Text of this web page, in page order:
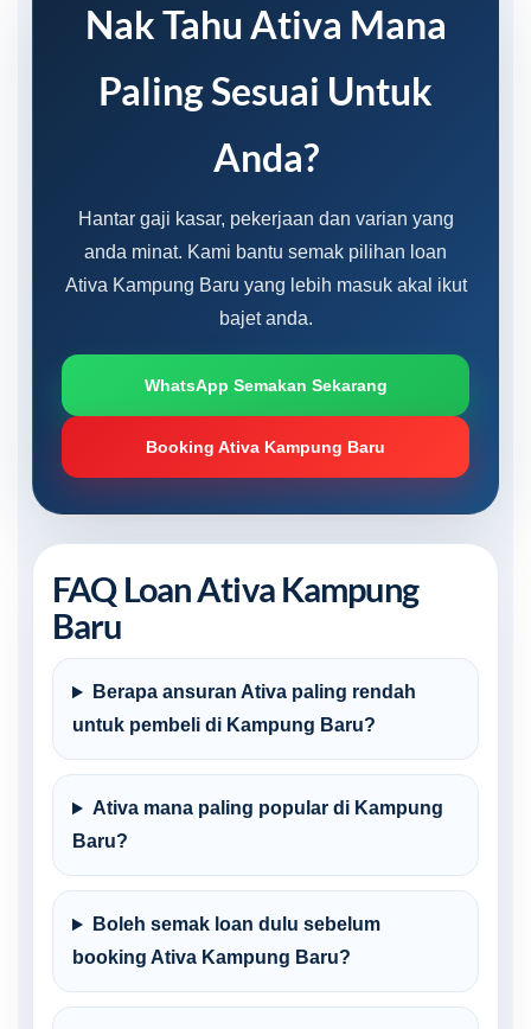
Nak Tahu Ativa Mana
Paling Sesuai Untuk
Anda?
Hantar gaji kasar, pekerjaan dan varian yang
anda minat. Kami bantu semak pilihan loan
Ativa Kampung Baru yang lebih masuk akal ikut
bajet anda.
WhatsApp Semakan Sekarang
Booking Ativa Kampung Baru
FAQ Loan Ativa Kampung
Baru
Berapa ansuran Ativa paling rendah
untuk pembeli di Kampung Baru?
Ativa mana paling popular di Kampung
Baru?
Boleh semak loan dulu sebelum
booking Ativa Kampung Baru?